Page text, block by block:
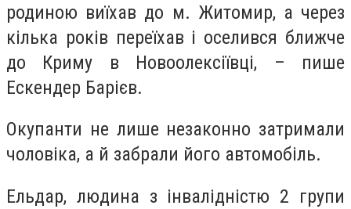
родиною виїхав до м. Житомир, а через
кілька років переїхав і оселився ближче
до Криму в Новоолексіївці, – пише
Ескендер Барієв.
Окупанти не лише незаконно затримали
чоловіка, а й забрали його автомобіль.
Ельдар, людина з інвалідністю 2 групи